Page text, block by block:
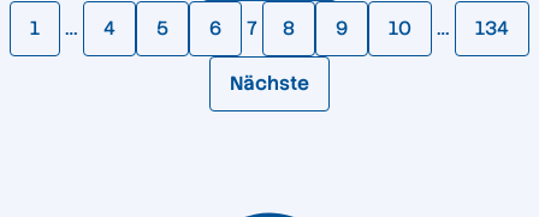
1 … 4 5 6 7 8 9 10 … 134
Nächste